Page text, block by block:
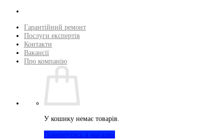
Пропустити
Гарантійний ремонт
Послуги експертів
Контакти
Вакансії
Про компанію
У кошику немає товарів.
Повернутись в магазин